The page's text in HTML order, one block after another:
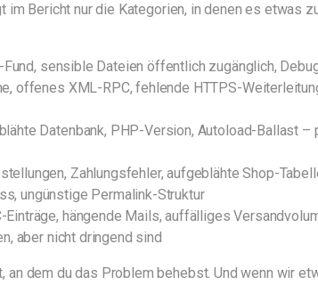
Bericht nur die Kategorien, in denen es etwas
sensible Dateien öffentlich zugänglich,
offenes XML-RPC, fehlende HTTPS-
Datenbank, PHP-Version, Autoload-Ballast
Zahlungsfehler, aufgeblähte Shop-
ungünstige Permalink-Struktur
hängende Mails, auffälliges
aber nicht dringend sind
an dem du das Problem behebst. Und wenn wir